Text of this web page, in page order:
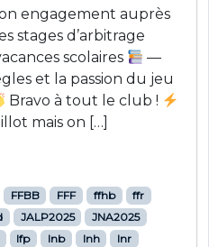
engagement auprès
stages d’arbitrage
scolaires
—
et la passion du jeu
Bravo à tout le club !
mais on […]
FFBB FFF ffhb
ffr
JALP2025
JNA2025
lfp lnb lnh
lnr